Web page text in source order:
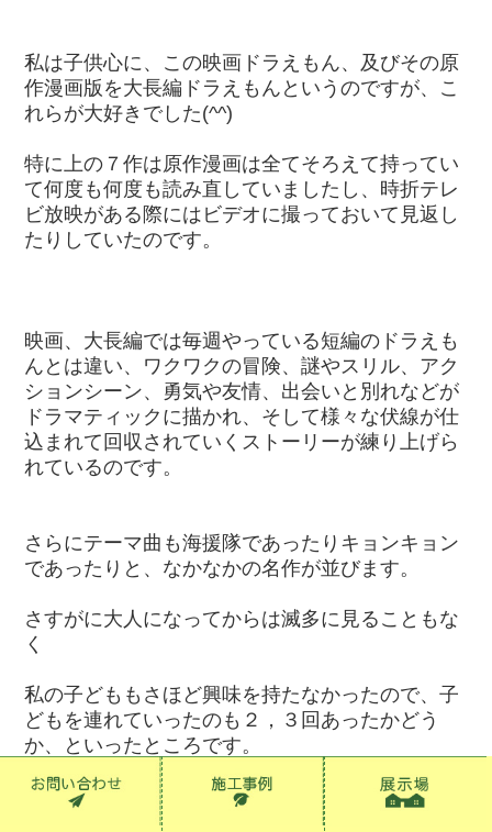
私は子供心に、この映画ドラえもん、及びその原
作漫画版を大長編ドラえもんというのですが、こ
れらが大好きでした(^^)
特に上の７作は原作漫画は全てそろえて持ってい
て何度も何度も読み直していましたし、時折テレ
ビ放映がある際にはビデオに撮っておいて見返し
たりしていたのです。
映画、大長編では毎週やっている短編のドラえも
んとは違い、ワクワクの冒険、謎やスリル、アク
ションシーン、勇気や友情、出会いと別れなどが
ドラマティックに描かれ、そして様々な伏線が仕
込まれて回収されていくストーリーが練り上げら
れているのです。
さらにテーマ曲も海援隊であったりキョンキョン
であったりと、なかなかの名作が並びます。
さすがに大人になってからは滅多に見ることもな
く
私の子どももさほど興味を持たなかったので、子
どもを連れていったのも２，３回あったかどう
か、といったところです。
なので、その後の映画ドラえもんについては思い
当たる作品がありません。